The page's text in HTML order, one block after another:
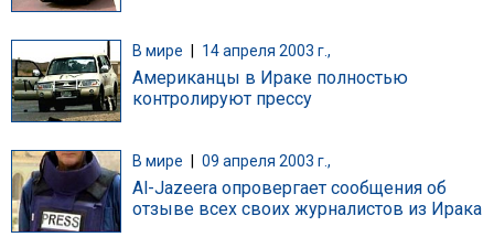
В мире 14 апреля 2003 г.,
Американцы в Ираке полностью
контролируют прессу
В мире 09 апреля 2003 г.,
Al-Jazeera опровергает сообщения об
отзыве всех своих журналистов из Ирака